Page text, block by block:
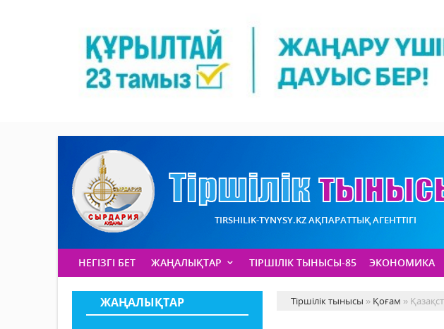
TIRSHILIK-TYNYSY.KZ АҚПАРАТТЫҚ АГЕНТТІГІ
НЕГІЗГІ БЕТ ЖАҢАЛЫҚТАР ТІРШІЛІК ТЫНЫСЫ-85 ЭКОНОМИКА
ЖАҢАЛЫҚТАР Тіршілік тынысы » Қоғам »